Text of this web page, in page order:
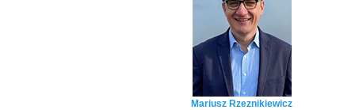
Mariusz Rzeznikiewicz